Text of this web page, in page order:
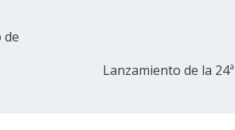
de
Lanzamiento de la